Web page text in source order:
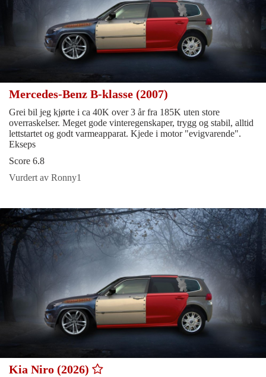
Mercedes-Benz B-klasse (2007)
Grei bil jeg kjørte i ca 40K over 3 år fra 185K uten store
overraskelser. Meget gode vinteregenskaper, trygg og stabil, alltid
lettstartet og godt varmeapparat. Kjede i motor "evigvarende".
Ekseps
Score 6.8
Vurdert av Ronny1
Kia Niro (2026)